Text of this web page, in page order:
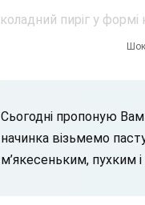
Сьогодні пропоную
начинка візьмемо
м’якесеньким, пухким